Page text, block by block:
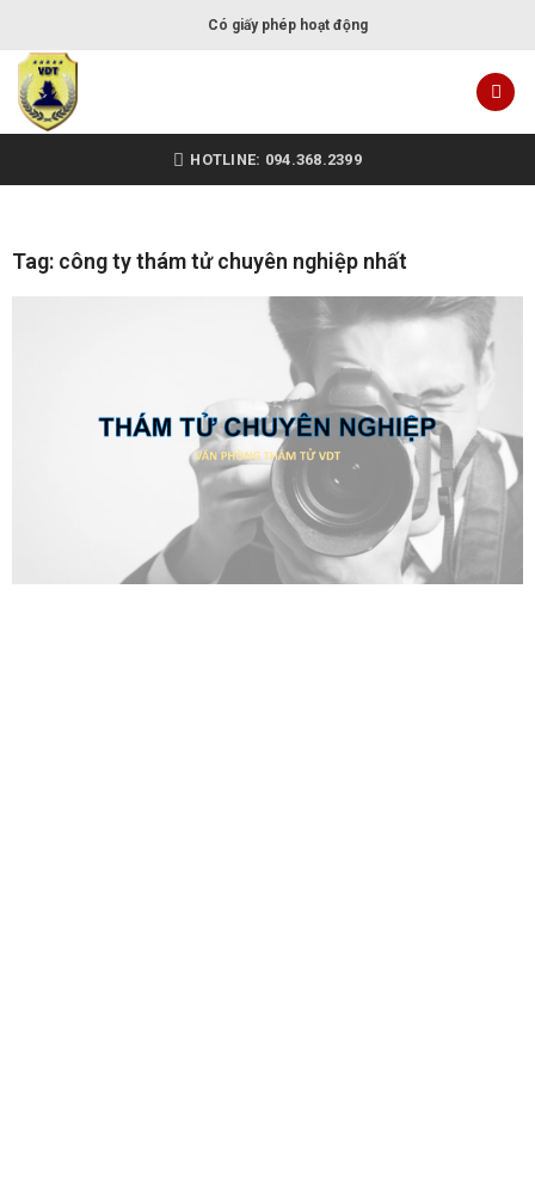
Có giấy phép hoạt động
HOTLINE: 094.368.2399
Tag: công ty thám tử chuyên nghiệp nhất